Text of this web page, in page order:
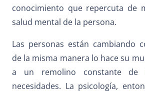
conocimiento que repercuta de
salud mental de la persona.
Las personas están cambiando
de la misma manera lo hace su
a un remolino constante de
necesidades. La psicología,